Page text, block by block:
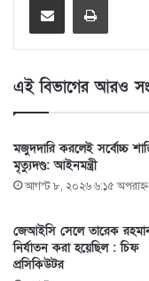
এই বিভাগের আরও
মজুদদারি করলেই সর্বোচ্চ
মৃত্যুদণ্ড: আইনমন্ত্রী
আগস্ট ৮, ২০২৬ ৬:১৫ অপরাহ্ণ
জেআইসি সেলে তারেক
নির্যাতন করা হয়েছিল : চিফ
প্রসিকিউটর